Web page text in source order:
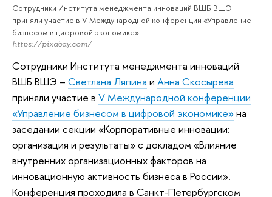
Сотрудники Института менеджмента инноваций ВШБ ВШЭ
приняли участие в V Международной конференции «Управление
бизнесом в цифровой экономике»
https://pixabay.com/
Сотрудники Института менеджмента инноваций
ВШБ ВШЭ – Светлана Ляпина и Анна Скосырева
приняли участие в V Международной конференции
«Управление бизнесом в цифровой экономике»на
заседании секции «Корпоративные инновации:
организация и результаты» с докладом «Влияние
внутренних организационных факторов на
инновационную активность бизнеса в России».
Конференция проходила в Санкт-Петербургском